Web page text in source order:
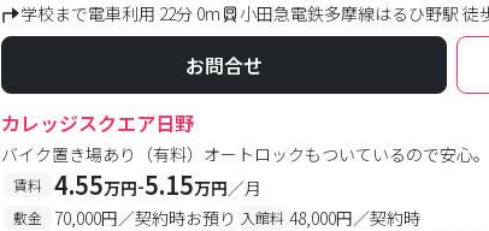
学校まで電車利用 22分 0m
小田急電鉄多摩線はるひ野駅 徒
お問合せ
カレッジスクエア日野
バイク置き場あり（有料）オートロックもついているので安心。
賃料 4.55万円-5.15万円／月
敷金 70,000円／契約時お預り 入館料 48,000円／契約時